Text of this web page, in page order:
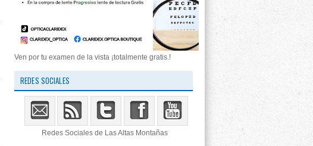
Ven por tu examen de la vista ¡totalmente gratis.!
REDES SOCIALES
Redes Sociales de Las Altas Montañas